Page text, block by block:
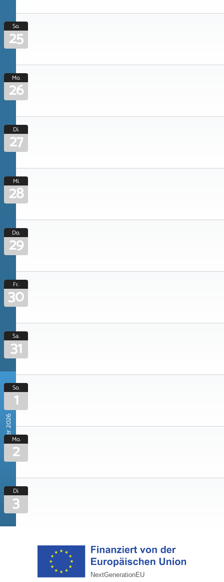
So.
25
Mo.
26
Di.
27
Mi.
28
Do.
29
Fr.
30
Sa.
31
November 2026
So.
1
Mo.
2
Di.
3